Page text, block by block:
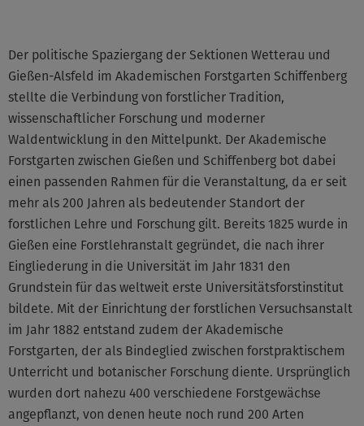
Der politische Spaziergang der Sektionen Wetterau und
Gießen-Alsfeld im Akademischen Forstgarten Schiffenberg
stellte die Verbindung von forstlicher Tradition,
wissenschaftlicher Forschung und moderner
Waldentwicklung in den Mittelpunkt. Der Akademische
Forstgarten zwischen Gießen und Schiffenberg bot dabei
einen passenden Rahmen für die Veranstaltung, da er seit
mehr als 200 Jahren als bedeutender Standort der
forstlichen Lehre und Forschung gilt. Bereits 1825 wurde in
Gießen eine Forstlehranstalt gegründet, die nach ihrer
Eingliederung in die Universität im Jahr 1831 den
Grundstein für das weltweit erste Universitätsforstinstitut
bildete. Mit der Einrichtung der forstlichen Versuchsanstalt
im Jahr 1882 entstand zudem der Akademische
Forstgarten, der als Bindeglied zwischen forstpraktischem
Unterricht und botanischer Forschung diente. Ursprünglich
wurden dort nahezu 400 verschiedene Forstgewächse
angepflanzt, von denen heute noch rund 200 Arten